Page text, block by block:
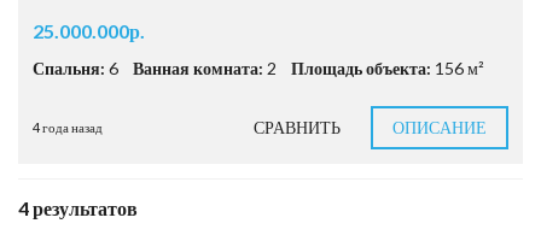
25.000.000р.
Спальня: 6 Ванная комната: 2 Площадь объекта: 156 м²
4 года назад СРАВНИТЬ ОПИСАНИЕ
4 результатов